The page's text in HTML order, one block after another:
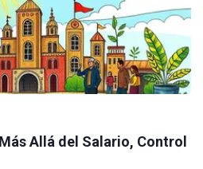
Allá del Salario, Control